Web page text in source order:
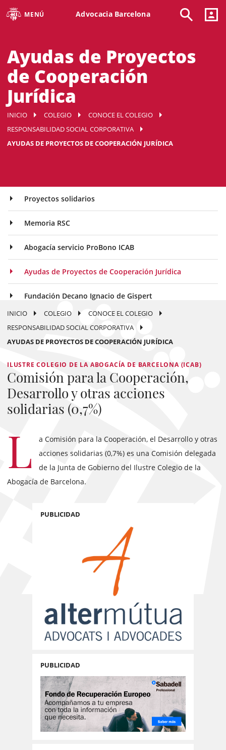
MENÚ Advocacia Barcelona
Ayudas de Proyectos
de Cooperación
Jurídica
INICIO COLEGIO
CONOCE EL COLEGIO
RESPONSABILIDAD SOCIAL CORPORATIVA
AYUDAS DE PROYECTOS DE COOPERACIÓN JURÍDICA
Proyectos solidarios
Memoria RSC
Abogacía servicio ProBono ICAB
Ayudas de Proyectos de Cooperación Jurídica
Fundación Decano Ignacio de Gispert
INICIO COLEGIO
CONOCE EL COLEGIO
RESPONSABILIDAD SOCIAL CORPORATIVA
AYUDAS DE PROYECTOS DE COOPERACIÓN JURÍDICA
ILUSTRE COLEGIO DE LA ABOGACÍA DE BARCELONA (ICAB)
Comisión para la Cooperación,
Desarrollo y otras acciones
solidarias (0,7%)
L
a Comisión para la Cooperación, el Desarrollo y otras
acciones solidarias (0,7%) es una Comisión delegada
de la Junta de Gobierno del Ilustre Colegio de la
Abogacía de Barcelona.
PUBLICIDAD
PUBLICIDAD